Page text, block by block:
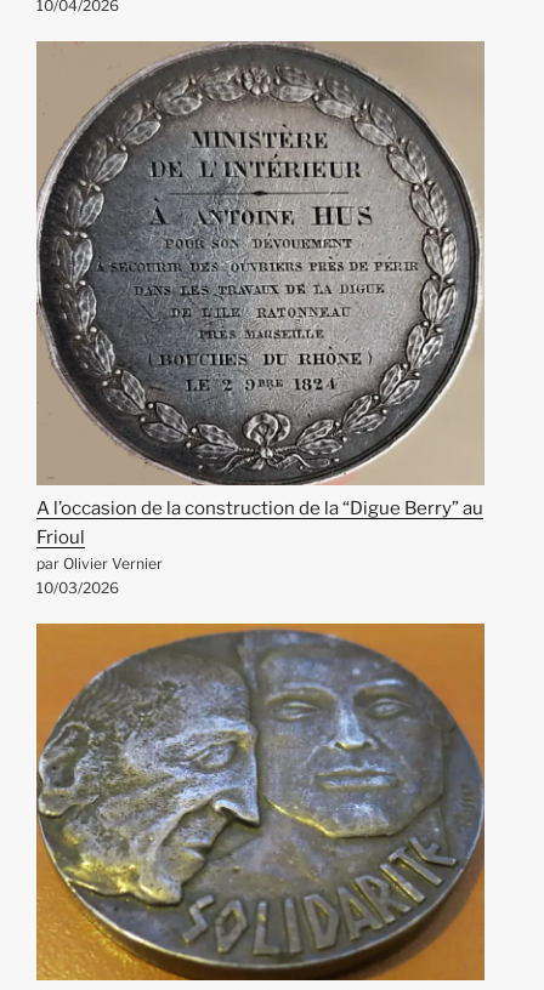
10/04/2026
A l’occasion de la construction de la “Digue Berry” au
Frioul
par Olivier Vernier
10/03/2026